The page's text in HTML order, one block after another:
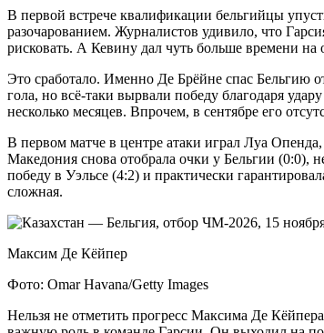
В первой встрече квалификации бельгийцы
разочарованием. Журналистов удивило, что
рисковать. А Кевину дал чуть больше времени на
Это сработало. Именно Де Брёйне спас Бельгию
гола, но всё-таки вырвали победу благодаря
несколько месяцев. Впрочем, в сентябре его
В первом матче в центре атаки играл Луа
Македония снова отобрала очки у Бельгии (0:0),
победу в Уэльсе (4:2) и практически
сложная.
Максим Де Кёйпер
Фото: Omar Havana/Getty Images
Нельзя не отметить прогресс Максима Де